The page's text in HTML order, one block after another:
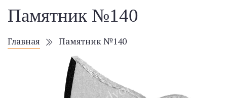
Памятник №140
Главная Памятник №140